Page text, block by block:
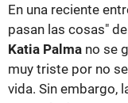
En una reciente
pasan las cosas"
Katia Palma no se
muy triste por no
vida. Sin embargo,